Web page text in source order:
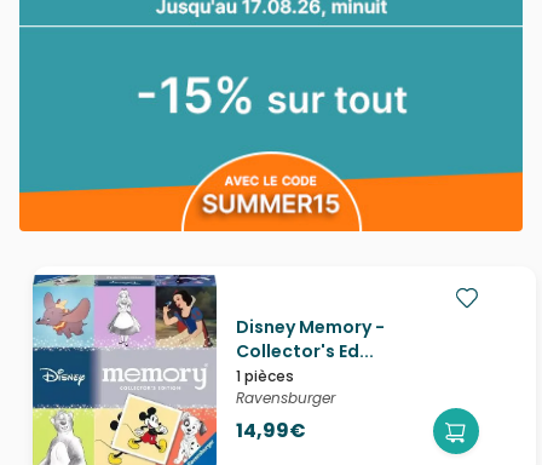
Disney Memory -
Collector's Ed...
1 pièces
Ravensburger
14,99€